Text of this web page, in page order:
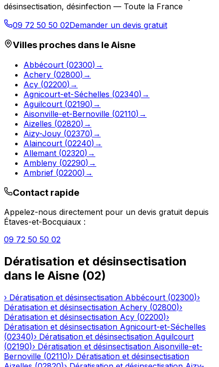
désinsectisation, désinfection — Toute la France
09 72 50 50 02Demander un devis gratuit
Villes proches dans leAisne
Abbécourt (02300) →
Achery (02800) →
Acy (02200) →
Agnicourt-et-Séchelles (02340) →
Aguilcourt (02190) →
Aisonville-et-Bernoville (02110) →
Aizelles (02820) →
Aizy-Jouy (02370) →
Alaincourt (02240) →
Allemant (02320) →
Ambleny (02290) →
Ambrief (02200) →
Contact rapide
Appelez-nous directement pour un devis gratuit depuis
Étaves-et-Bocquiaux :
09 72 50 50 02
Dératisation et désinsectisation
dans le Aisne (02)
› Dératisation et désinsectisation Abbécourt (02300)›
Dératisation et désinsectisation Achery (02800)›
Dératisation et désinsectisation Acy (02200)›
Dératisation et désinsectisation Agnicourt-et-Séchelles
(02340)› Dératisation et désinsectisation Aguilcourt
(02190)› Dératisation et désinsectisation Aisonville-et-
Bernoville (02110)› Dératisation et désinsectisation